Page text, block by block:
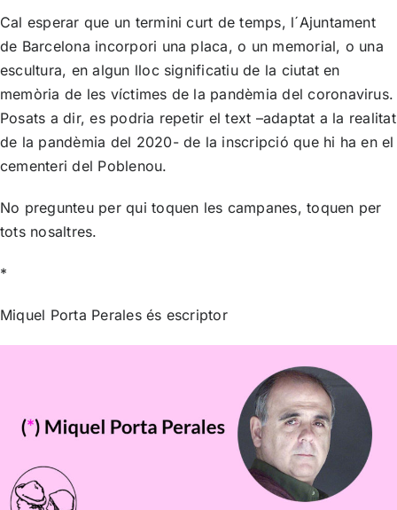
Cal esperar que un termini curt de temps, l´Ajuntament
de Barcelona incorpori una placa, o un memorial, o una
escultura, en algun lloc significatiu de la ciutat en
memòria de les víctimes de la pandèmia del coronavirus.
Posats a dir, es podria repetir el text –adaptat a la realitat
de la pandèmia del 2020- de la inscripció que hi ha en el
cementeri del Poblenou.
No pregunteu per qui toquen les campanes, toquen per
tots nosaltres.
*
Miquel Porta Perales és escriptor